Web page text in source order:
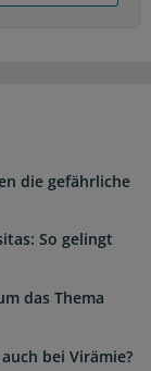
die gefährliche
So gelingt
das Thema
bei Virämie?